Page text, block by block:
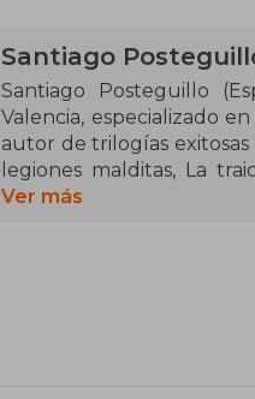
Santiago
Santiago Posteguillo
Valencia, especializado
autor de trilogías exitosas
legiones malditas, La
obtuvo el Premio Planeta
Ver más